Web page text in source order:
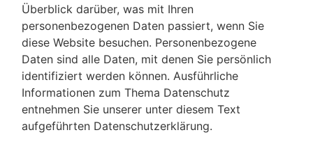
Überblick darüber, was mit Ihren
personenbezogenen Daten passiert, wenn Sie
diese Website besuchen. Personenbezogene
Daten sind alle Daten, mit denen Sie persönlich
identifiziert werden können. Ausführliche
Informationen zum Thema Datenschutz
entnehmen Sie unserer unter diesem Text
aufgeführten Datenschutzerklärung.